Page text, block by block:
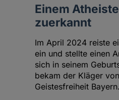
Einem
zuerkannt
Im April 2024 reiste
ein und stellte einen
sich in seinem
bekam der Kläger
Geistesfreiheit Bayern.